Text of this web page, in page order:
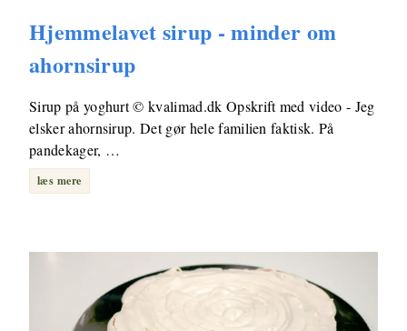
Hjemmelavet sirup - minder om
ahornsirup
Sirup på yoghurt © kvalimad.dk Opskrift med video - Jeg
elsker ahornsirup. Det gør hele familien faktisk. På
pandekager, …
læs mere